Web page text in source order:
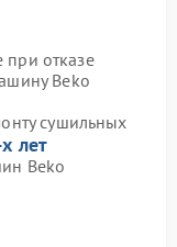
при отказе
Beko
сушильных
лет
Beko